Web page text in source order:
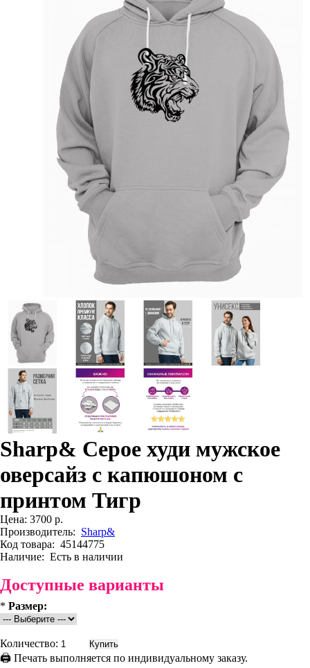
Sharp& Серое худи мужское
оверсайз с капюшоном с
принтом Тигр
Цена: 3700 р.
Производитель: Sharp&
Код товара: 45144775
Наличие: Есть в наличии
Доступные варианты
* Размер:
Количество:
🖨 Печать выполняется по индивидуальному заказу.